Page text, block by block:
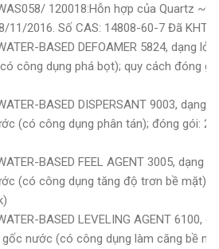
120018:Hỗn hợp của Quartz
11/2016. Số CAS: 14808-60-7 Đã
BASED DEFOAMER 5824, dạng
công dụng phá bọt); quy cách đóng
BASED DISPERSANT 9003,
(có công dụng phân tán); đóng gói:
BASED FEEL AGENT 3005,
(có công dụng tăng độ trơn bề
BASED LEVELING AGENT 6100,
nước (có công dụng làm căng bề